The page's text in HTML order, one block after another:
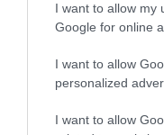
I want to allow my
Google for online
I want to allow
personalized
I want to allow